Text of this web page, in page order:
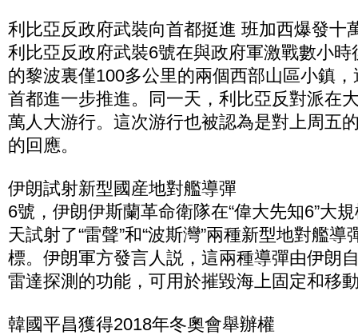
利比亞反政府武裝向首都挺進 班加西爆發十
利比亞反政府武裝6號在與政府軍激戰數小
的黎波裏僅100多公里的兩個西部山區小鎮
首都進一步推進。同一天，利比亞反對派在
萬人大游行。這次游行也被認為是對上周五
的回應。
伊朗試射新型國産地對艦導彈
6號，伊朗伊斯蘭革命衛隊在“偉大先知6”大
天試射了“雷聲”和“波斯灣”兩種新型地對艦
標。伊朗軍方發言人説，這兩種導彈由伊朗
雷達探測的功能，可用於摧毀海上固定和移
韓國平昌獲得2018年冬奧會舉辦權